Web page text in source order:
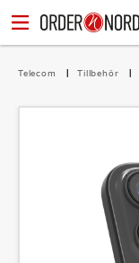
Telecom Tillbehör